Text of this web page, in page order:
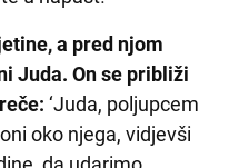
a pred njom
Juda. On se približi
‘Juda, poljupcem
oko njega, vidjevši